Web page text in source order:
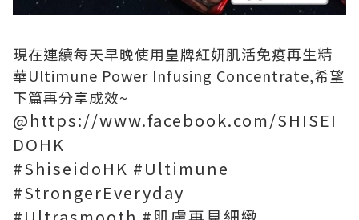
現在連續每天早晚使用皇牌紅妍肌活免疫再生精
華Ultimune Power Infusing Concentrate,希望
下篇再分享成效~
@https://www.facebook.com/SHISEI
DOHK
#ShiseidoHK #Ultimune
#StrongerEveryday